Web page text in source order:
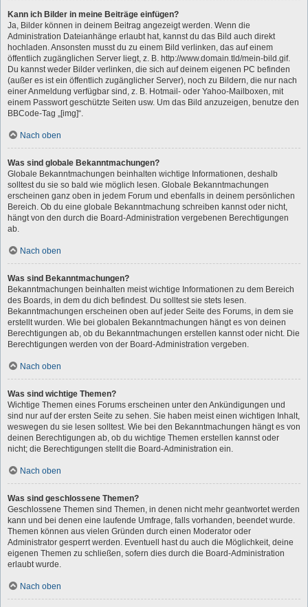
Kann ich Bilder in meine Beiträge einfügen?
Ja, Bilder können in deinem Beitrag angezeigt werden. Wenn die
Administration Dateianhänge erlaubt hat, kannst du das Bild auch direkt
hochladen. Ansonsten musst du zu einem Bild verlinken, das auf einem
öffentlich zugänglichen Server liegt, z. B. http://www.domain.tld/mein-bild.gif.
Du kannst weder Bilder verlinken, die sich auf deinem eigenen PC befinden
(außer es ist ein öffentlich zugänglicher Server), noch zu Bildern, die nur nach
einer Anmeldung verfügbar sind, z. B. Hotmail- oder Yahoo-Mailboxen, mit
einem Passwort geschützte Seiten usw. Um das Bild anzuzeigen, benutze den
BBCode-Tag „[img]“.
Nach oben
Was sind globale Bekanntmachungen?
Globale Bekanntmachungen beinhalten wichtige Informationen, deshalb
solltest du sie so bald wie möglich lesen. Globale Bekanntmachungen
erscheinen ganz oben in jedem Forum und ebenfalls in deinem persönlichen
Bereich. Ob du eine globale Bekanntmachung schreiben kannst oder nicht,
hängt von den durch die Board-Administration vergebenen Berechtigungen
ab.
Nach oben
Was sind Bekanntmachungen?
Bekanntmachungen beinhalten meist wichtige Informationen zu dem Bereich
des Boards, in dem du dich befindest. Du solltest sie stets lesen.
Bekanntmachungen erscheinen oben auf jeder Seite des Forums, in dem sie
erstellt wurden. Wie bei globalen Bekanntmachungen hängt es von deinen
Berechtigungen ab, ob du Bekanntmachungen erstellen kannst oder nicht. Die
Berechtigungen werden von der Board-Administration vergeben.
Nach oben
Was sind wichtige Themen?
Wichtige Themen eines Forums erscheinen unter den Ankündigungen und
sind nur auf der ersten Seite zu sehen. Sie haben meist einen wichtigen Inhalt,
weswegen du sie lesen solltest. Wie bei den Bekanntmachungen hängt es von
deinen Berechtigungen ab, ob du wichtige Themen erstellen kannst oder
nicht; die Berechtigungen stellt die Board-Administration ein.
Nach oben
Was sind geschlossene Themen?
Geschlossene Themen sind Themen, in denen nicht mehr geantwortet werden
kann und bei denen eine laufende Umfrage, falls vorhanden, beendet wurde.
Themen können aus vielen Gründen durch einen Moderator oder
Administrator gesperrt werden. Eventuell hast du auch die Möglichkeit, deine
eigenen Themen zu schließen, sofern dies durch die Board-Administration
erlaubt wurde.
Nach oben